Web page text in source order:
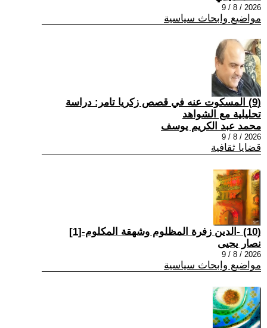
2026 / 8 / 9
مواضيع وابحاث سياسية
(9) المسكوت عنه في قصص زكريا تامر: دراسة
تحليلية مع الشواهد
محمد عبد الكريم يوسف
2026 / 8 / 9
قضايا ثقافية
(10) -الدين زفرة المظلوم وشهقة المكلوم-[1]
نصار يحيى
2026 / 8 / 9
مواضيع وابحاث سياسية